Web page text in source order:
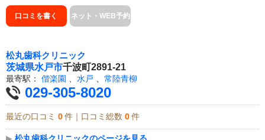
口コミを書く ネット・WEB予約
松丸歯科クリニック
茨城県水戸市千波町2891-21
最寄駅： 偕楽園 水戸 常陸青柳
029-305-8020
最近の口コミ 0 件｜口コミ総数 0 件
▶ 松丸歯科クリニックのページを見る